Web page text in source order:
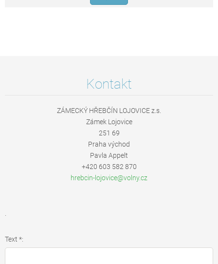
Kontakt
ZÁMECKÝ HŘEBČÍN LOJOVICE z.s.
Zámek Lojovice
251 69
Praha východ
Pavla Appelt
+420 603 582 870
hrebcin-lojovice@volny.cz
Text *: